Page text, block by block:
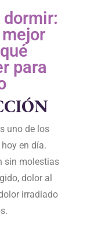
para
uno de los
en día.
sin molestias
dolor al
irradiado